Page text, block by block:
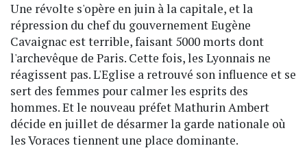
Une révolte s'opère en juin à la capitale, et la
répression du chef du gouvernement Eugène
Cavaignac est terrible, faisant 5000 morts dont
l'archevêque de Paris. Cette fois, les Lyonnais ne
réagissent pas. L'Eglise a retrouvé son influence et se
sert des femmes pour calmer les esprits des
hommes. Et le nouveau préfet Mathurin Ambert
décide en juillet de désarmer la garde nationale où
les Voraces tiennent une place dominante.